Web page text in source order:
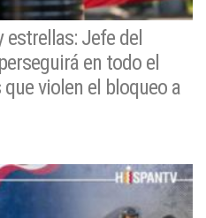
estrellas: Jefe del
en todo el
violen el bloqueo a